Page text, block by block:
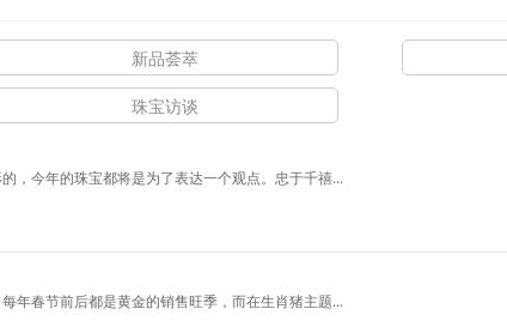
新品荟萃
珠宝访谈
，今年的珠宝都将是为了表达一个观点。忠于千禧...
年春节前后都是黄金的销售旺季，而在生肖猪主题...